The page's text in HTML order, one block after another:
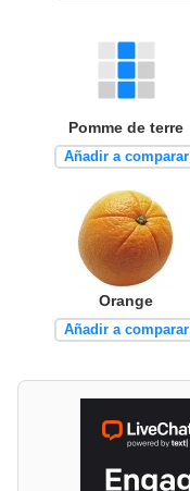
Pomme de terre
Añadir a comparar
Orange
Añadir a comparar